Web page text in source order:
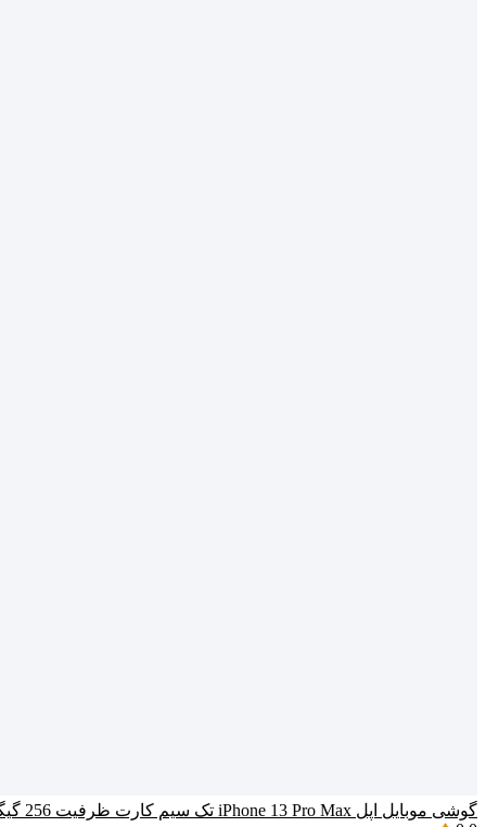
گوشی موبایل اپل iPhone 13 Pro Max تک سیم‌ کارت ظرفیت 256 گیگابایت و رم 6 گیگابایت (ZAA) – نات اکتیو